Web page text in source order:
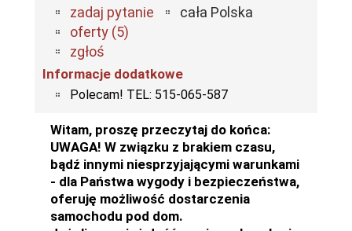
zadaj pytanie
oferty (5)
zgłoś
cała Polska
Informacje dodatkowe
Polecam! TEL: 515-065-587
Witam, proszę przeczytaj do końca:
UWAGA! W związku z brakiem czasu,
bądź innymi niesprzyjającymi warunkami
- dla Państwa wygody i bezpieczeństwa,
oferuję możliwość dostarczenia
samochodu pod dom.